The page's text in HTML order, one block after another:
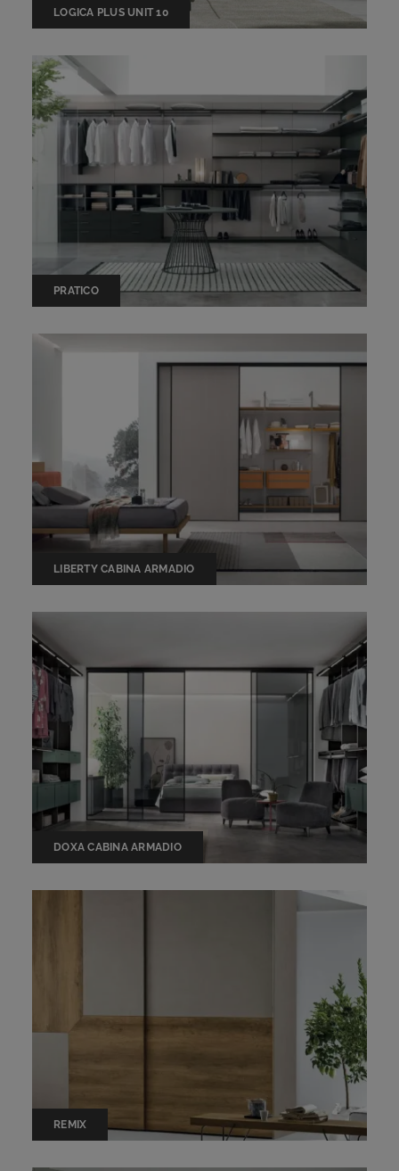
LOGICA PLUS UNIT 10
PRATICO
LIBERTY CABINA ARMADIO
DOXA CABINA ARMADIO
REMIX